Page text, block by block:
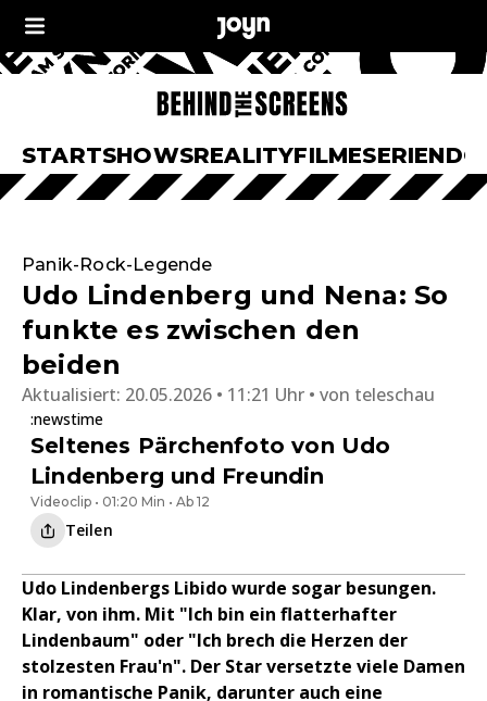
STARTSHOWSREALITYFILMESERIEN
Panik-Rock-Legende
Udo Lindenberg und Nena: So
funkte es zwischen den
beiden
Aktualisiert: 20.05.2026 • 11:21 Uhr von teleschau
:newstime
Seltenes Pärchenfoto von Udo
Lindenberg und Freundin
Videoclip • 01:20 Min • Ab 12
Teilen
Udo Lindenbergs Libido wurde sogar besungen.
Klar, von ihm. Mit "Ich bin ein flatterhafter
Lindenbaum" oder "Ich brech die Herzen der
stolzesten Frau'n". Der Star versetzte viele Damen
in romantische Panik, darunter auch eine